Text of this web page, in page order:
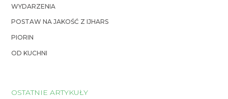
WYDARZENIA
POSTAW NA JAKOŚĆ Z IJHARS
PIORIN
OD KUCHNI
OSTATNIE ARTYKUŁY